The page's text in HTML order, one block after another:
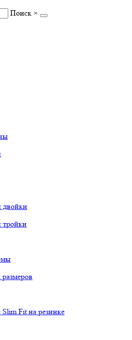
Поиск ×
Fit на резинке